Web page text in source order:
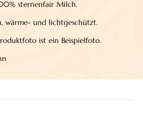
sternenfair Milch.
wärme- und lichtgeschützt.
ist ein Beispielfoto.